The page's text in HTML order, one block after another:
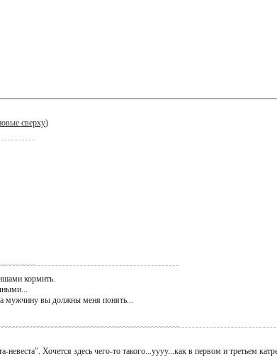
сверху)
кормить.
мужчину вы должны меня понять...
Хочется здесь чего-то такого...уууу...как в первом и третьем